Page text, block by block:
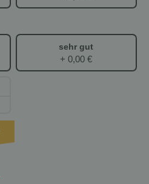
sehr gut
+ 0,00 €